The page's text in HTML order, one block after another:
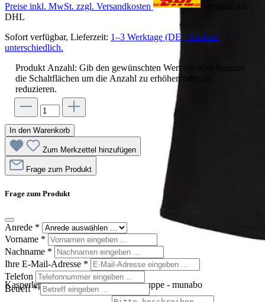
Kasperlepuppe Zauberlehrling Handpuppe - munabo
Preise inkl. MwSt. zzgl. Versandkosten
DHL
Sofort verfügbar, Lieferzeit: 1–3 Werktage (DE), Ausland
unterschiedlich.
Produkt Anzahl: Gib den gewünschten Wert ein oder benutze
die Schaltflächen um die Anzahl zu erhöhen oder zu
reduzieren.
In den Warenkorb
Zum Merkzettel hinzufügen
Frage zum Produkt
Frage zum Produkt
Anrede *
Vorname *
Nachname *
Ihre E-Mail-Adresse *
Telefon
Betreff*